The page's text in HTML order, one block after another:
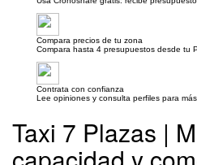
Compara precios de tu zona
Compara hasta 4 presupuestos desde tu
Contrata con confianza
Lee opiniones y consulta perfiles para más
Taxi 7 Plazas |